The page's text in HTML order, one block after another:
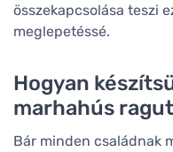
összekapcsolása teszi
meglepetéssé.
Hogyan
marhahús ragut
Bár minden családnak